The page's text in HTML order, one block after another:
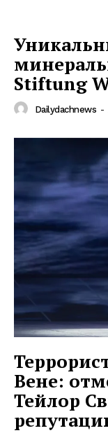
Stiftung
Dailydachnews -
Вене:
Тейлор